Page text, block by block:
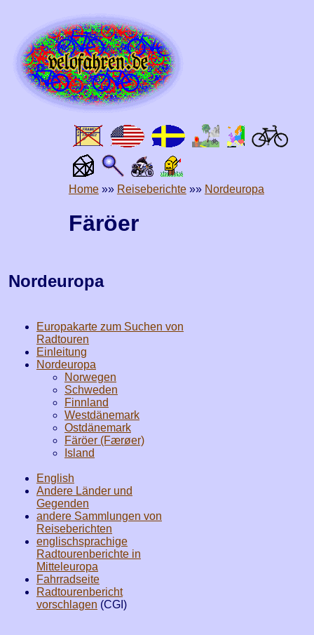
Home»» Reiseberichte»» Nordeuropa
Färöer
Nordeuropa
Europakarte zum Suchen von
Radtouren
Einleitung
Nordeuropa
Norwegen
Schweden
Finnland
Westdänemark
Ostdänemark
Färöer (Færøer)
Island
English
Andere Länder und
Gegenden
andere Sammlungen von
Reiseberichten
englischsprachige
Radtourenberichte in
Mitteleuropa
Fahrradseite
Radtourenbericht
vorschlagen (CGI)